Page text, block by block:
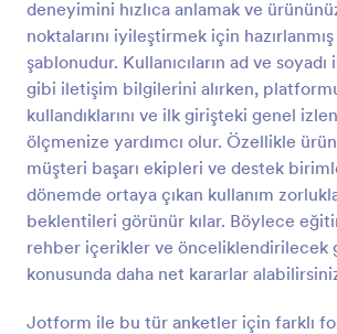
deneyimini hızlıca anlamak ve
noktalarını iyileştirmek için
şablonudur. Kullanıcıların ad ve
gibi iletişim bilgilerini alırken,
kullandıklarını ve ilk girişteki genel
ölçmenize yardımcı olur. Özellikle
müşteri başarı ekipleri ve destek
dönemde ortaya çıkan kullanım
beklentileri görünür kılar. Böylece
rehber içerikler ve önceliklendirilecek
konusunda daha net kararlar
Jotform ile bu tür anketler için farklı
Önizleme